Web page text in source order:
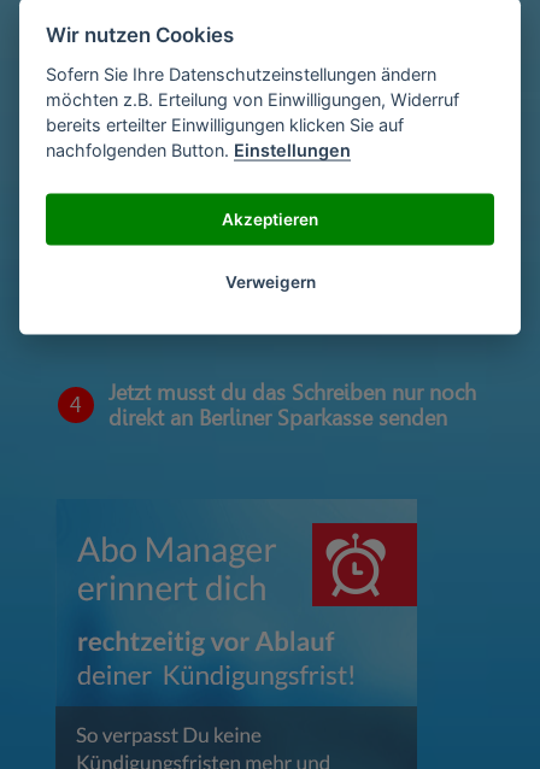
1
(Diese findest du auf deiner letzen
2
Gib deinen Namen und deine Adresse
Unterschriebe das Schreiben mit deinem
Namen oder lade eine Unterschrift hoch
4
Jetzt musst du das Schreiben nur noch
direkt an Berliner Sparkasse senden
Wir nutzen Cookies
Sofern Sie Ihre Datenschutzeinstellungen ändern
möchten z.B. Erteilung von Einwilligungen, Widerruf
bereits erteilter Einwilligungen klicken Sie auf
nachfolgenden Button. Einstellungen
Akzeptieren
Verweigern